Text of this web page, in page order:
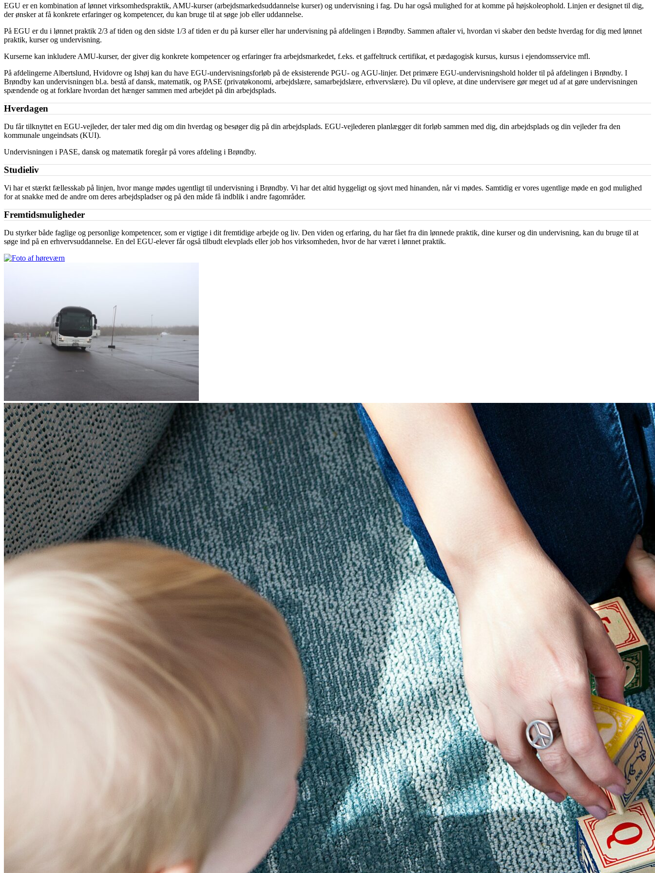
EGU er en kombination af lønnet virksomhedspraktik, AMU-kurser (arbejdsmarkedsuddannelse kurser) og undervisning i fag. Du har også mulighed for at komme på højskoleophold. Linjen er designet til dig,
der ønsker at få konkrete erfaringer og kompetencer, du kan bruge til at søge job eller uddannelse.
På EGU er du i lønnet praktik 2/3 af tiden og den sidste 1/3 af tiden er du på kurser eller har undervisning på afdelingen i Brøndby. Sammen aftaler vi, hvordan vi skaber den bedste hverdag for dig med lønnet
praktik, kurser og undervisning.
Kurserne kan inkludere AMU-kurser, der giver dig konkrete kompetencer og erfaringer fra arbejdsmarkedet, f.eks. et gaffeltruck certifikat, et pædagogisk kursus, kursus i ejendomsservice mfl.
På afdelingerne Albertslund, Hvidovre og Ishøj kan du have EGU-undervisningsforløb på de eksisterende PGU- og AGU-linjer. Det primære EGU-undervisningshold holder til på afdelingen i Brøndby. I
Brøndby kan undervisningen bl.a. bestå af dansk, matematik, og PASE (privatøkonomi, arbejdslære, samarbejdslære, erhvervslære). Du vil opleve, at dine undervisere gør meget ud af at gøre undervisningen
spændende og at forklare hvordan det hænger sammen med arbejdet på din arbejdsplads.
Hverdagen
Du får tilknyttet en EGU-vejleder, der taler med dig om din hverdag og besøger dig på din arbejdsplads. EGU-vejlederen planlægger dit forløb sammen med dig, din arbejdsplads og din vejleder fra den
kommunale ungeindsats (KUI).
Undervisningen i PASE, dansk og matematik foregår på vores afdeling i Brøndby.
Studieliv
Vi har et stærkt fællesskab på linjen, hvor mange mødes ugentligt til undervisning i Brøndby. Vi har det altid hyggeligt og sjovt med hinanden, når vi mødes. Samtidig er vores ugentlige møde en god mulighed
for at snakke med de andre om deres arbejdspladser og på den måde få indblik i andre fagområder.
Fremtidsmuligheder
Du styrker både faglige og personlige kompetencer, som er vigtige i dit fremtidige arbejde og liv. Den viden og erfaring, du har fået fra din lønnede praktik, dine kurser og din undervisning, kan du bruge til at
søge ind på en erhvervsuddannelse. En del EGU-elever får også tilbudt elevplads eller job hos virksomheden, hvor de har været i lønnet praktik.